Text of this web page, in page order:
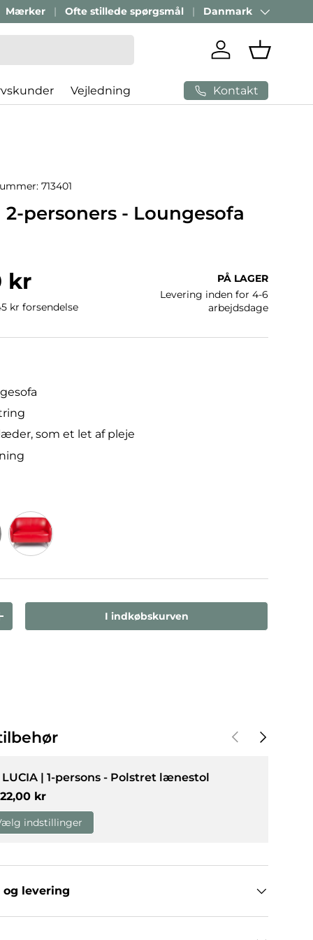
Mærker Ofte stillede spørgsmål Land/Region
Danmark
Log ind
Vejledning Kontakt
713401
2-personers - Loungesofa
kr
kr forsendelse
PÅ LAGER
Levering inden for 4-6
arbejdsdage
som et let af pleje
mængden I indkøbskurven
ForrigeNæste
LUCIA | 1-persons - Polstret lænestol
kr
indstillinger
og levering